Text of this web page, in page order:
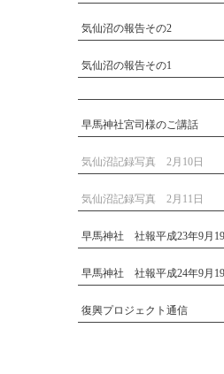
気仙沼の報告その2
気仙沼の報告その1
早馬神社宮司様のご講話
気仙沼記録写真 2月10日
気仙沼記録写真 2月11日
早馬神社 社報平成23年9月19
早馬神社 社報平成24年9月19
復興プロジェクト通信